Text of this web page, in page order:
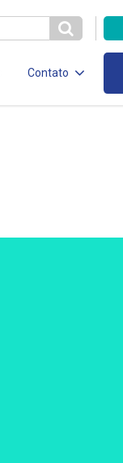
Contato